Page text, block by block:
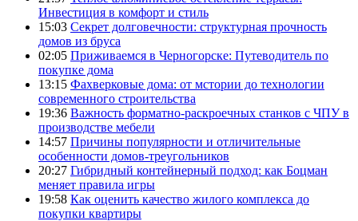
Инвестиция в комфорт и стиль
15:03 Секрет долговечности: структурная прочность
домов из бруса
02:05 Приживаемся в Черногорске: Путеводитель по
покупке дома
13:15 Фахверковые дома: от мстории до технологии
современного строительства
19:36 Важность форматно-раскроечных станков с ЧПУ в
производстве мебели
14:57 Причины популярности и отличительные
особенности домов-треугольников
20:27 Гибридный контейнерный подход: как Боцман
меняет правила игры
19:58 Как оценить качество жилого комплекса до
покупки квартиры